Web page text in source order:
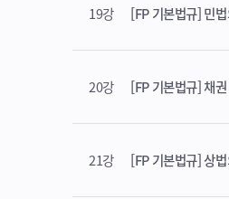
19강 [FP 기본법규] 민
20강 [FP 기본법규] 채
21강 [FP 기본법규] 상